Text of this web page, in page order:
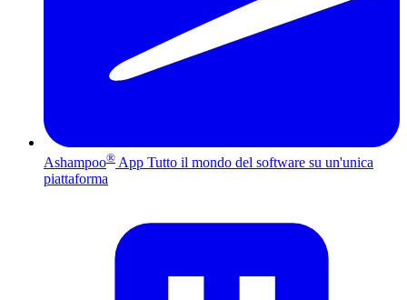
Ashampoo® App Tutto il mondo del software su un'unica
piattaforma